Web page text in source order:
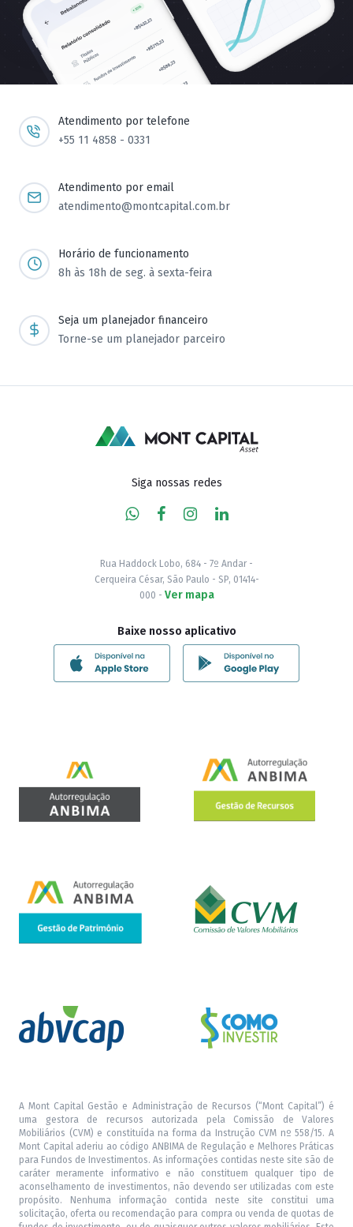
Atendimento por telefone
+55 11 4858 - 0331
Atendimento por email
atendimento@montcapital.com.br
Horário de funcionamento
8h às 18h de seg. à sexta-feira
Seja um planejador financeiro
Torne-se um planejador parceiro
Siga nossas redes
Rua Haddock Lobo, 684 - 7º Andar -
Cerqueira César, São Paulo - SP, 01414-
000 - Ver mapa
Baixe nosso aplicativo
A Mont Capital Gestão e Administração de Recursos (“Mont Capital”) é
uma gestora de recursos autorizada pela Comissão de Valores
Mobiliários (CVM) e constituída na forma da Instrução CVM nº 558/15. A
Mont Capital aderiu ao código ANBIMA de Regulação e Melhores Práticas
para Fundos de Investimentos. As informações contidas neste site são de
caráter meramente informativo e não constituem qualquer tipo de
aconselhamento de investimentos, não devendo ser utilizadas com este
propósito. Nenhuma informação contida neste site constitui uma
solicitação, oferta ou recomendação para compra ou venda de quotas de